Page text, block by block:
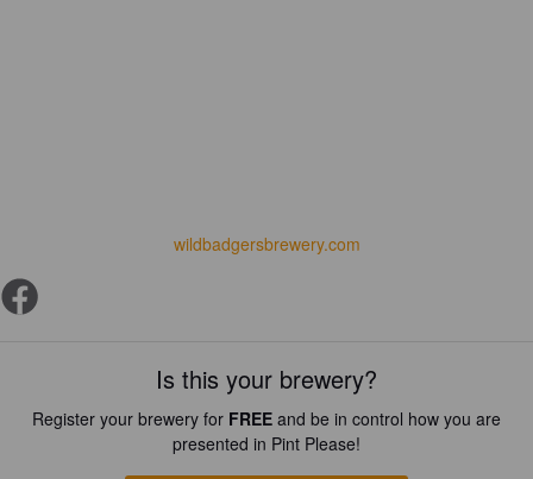
wildbadgersbrewery.com
Is this your brewery?
Register your brewery for FREE and be in control how you are
presented in Pint Please!